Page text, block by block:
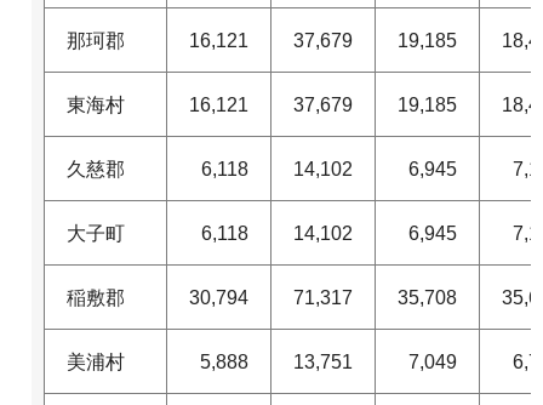
那珂郡 16,121 37,679 19,185
東海村 16,121 37,679 19,185
久慈郡 6,118 14,102 6,945
大子町 6,118 14,102 6,945
稲敷郡 30,794 71,317 35,708
美浦村 5,888 13,751 7,049